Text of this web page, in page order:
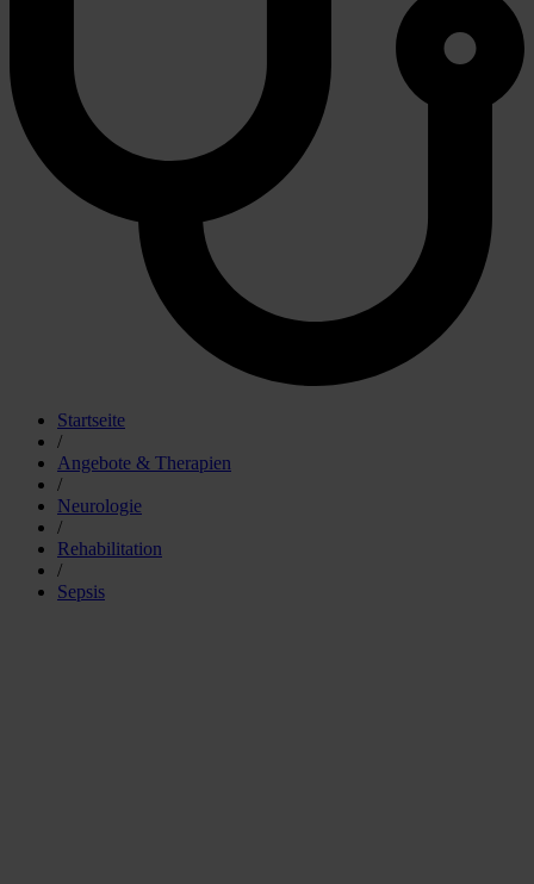
Startseite
/
Angebote & Therapien
/
Neurologie
/
Rehabilitation
/
Sepsis